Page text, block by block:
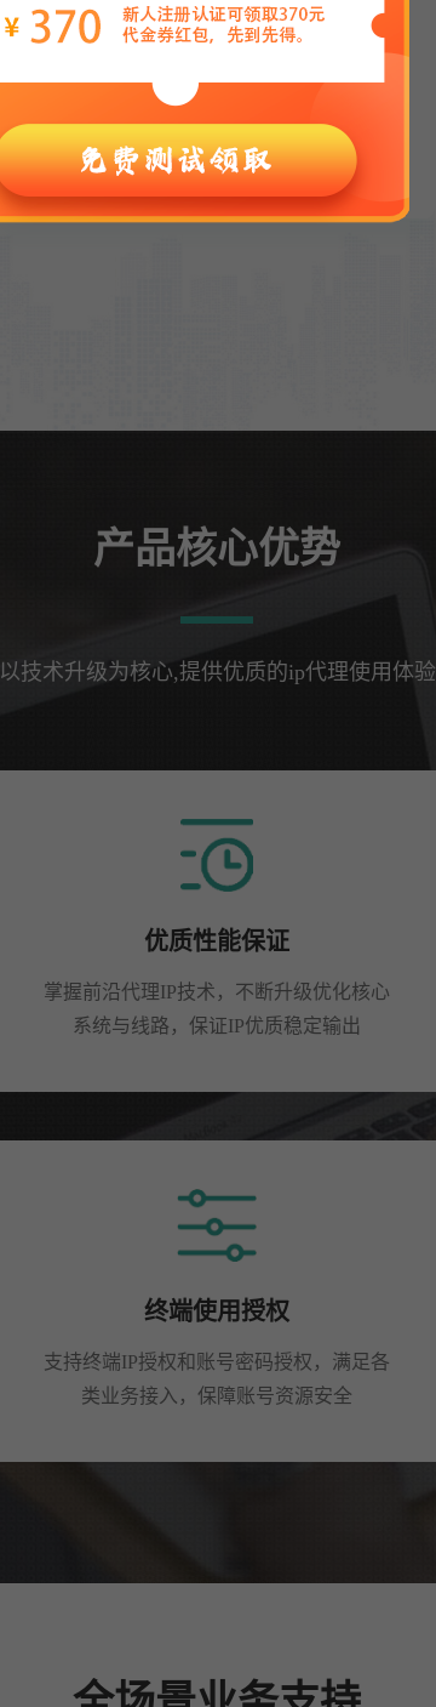
适应场景
电商运营 游戏多开 媒体矩阵 媒体直播
查看详情
产品核心优势
以技术升级为核心,提供优质的ip代理使用体验
优质性能保证
掌握前沿代理IP技术，不断升级优化核心
系统与线路，保证IP优质稳定输出
终端使用授权
支持终端IP授权和账号密码授权，满足各
类业务接入，保障账号资源安全